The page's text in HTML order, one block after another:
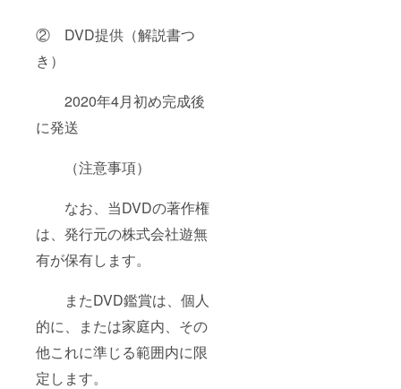
② DVD提供（解説書つ
き）
2020年4月初め完成後
に発送
（注意事項）
なお、当DVDの著作権
は、発行元の株式会社遊無
有が保有します。
またDVD鑑賞は、個人
的に、または家庭内、その
他これに準じる範囲内に限
定します。